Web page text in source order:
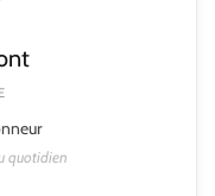
quotidien